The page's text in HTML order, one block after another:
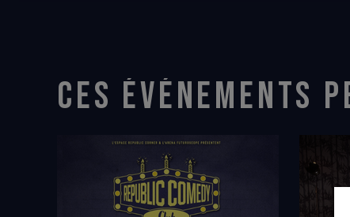
CES ÉVÉNEMENTS